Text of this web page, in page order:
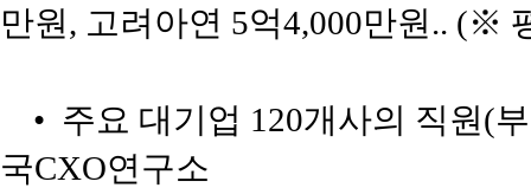
만원, 고려아연 5억4,000만원.. (※
• 주요 대기업 120개사의 직원(
국CXO연구소